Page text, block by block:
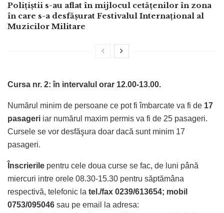
Polițiștii s-au aflat în mijlocul cetățenilor în zona
în care s-a desfășurat Festivalul Internațional al
Muzicilor Militare
Cursa nr. 2: în intervalul orar 12.00-13.00.
Numărul minim de persoane ce pot fi îmbarcate va fi de 17
pasageri iar numărul maxim permis va fi de 25 pasageri.
Cursele se vor desfăşura doar dacă sunt minim 17
pasageri.
Înscrierile pentru cele doua curse se fac, de luni până
miercuri intre orele 08.30-15.30 pentru săptămâna
respectivă, telefonic la tel./fax 0239/613654; mobil
0753/095046 sau pe email la adresa: